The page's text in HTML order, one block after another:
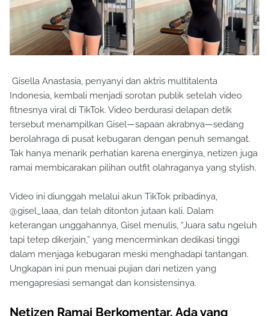
Gisella Anastasia, penyanyi dan aktris multitalenta
Indonesia, kembali menjadi sorotan publik setelah video
fitnesnya viral di TikTok. Video berdurasi delapan detik
tersebut menampilkan Gisel—sapaan akrabnya—sedang
berolahraga di pusat kebugaran dengan penuh semangat.
Tak hanya menarik perhatian karena energinya, netizen juga
ramai membicarakan pilihan outfit olahraganya yang stylish.
Video ini diunggah melalui akun TikTok pribadinya,
@gisel_laaa, dan telah ditonton jutaan kali. Dalam
keterangan unggahannya, Gisel menulis, “Juara satu ngeluh
tapi tetep dikerjain,” yang mencerminkan dedikasi tinggi
dalam menjaga kebugaran meski menghadapi tantangan.
Ungkapan ini pun menuai pujian dari netizen yang
mengapresiasi semangat dan konsistensinya.
Netizen Ramai Berkomentar, Ada yang